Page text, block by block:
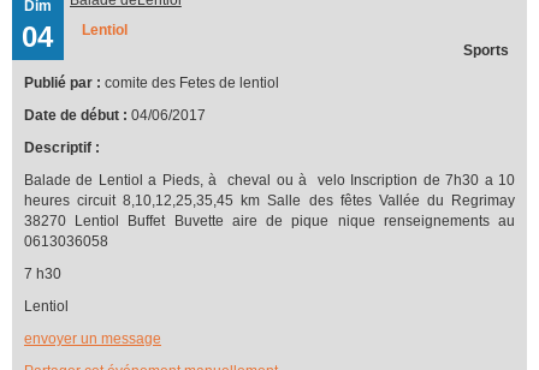
Dim
04
Lentiol
Sports
Publié par : comite des Fetes de lentiol
Date de début : 04/06/2017
Descriptif :
Balade de Lentiol a Pieds, à cheval ou à velo Inscription de 7h30 a 10
heures circuit 8,10,12,25,35,45 km Salle des fêtes Vallée du Regrimay
38270 Lentiol Buffet Buvette aire de pique nique renseignements au
0613036058
7 h30
Lentiol
envoyer un message